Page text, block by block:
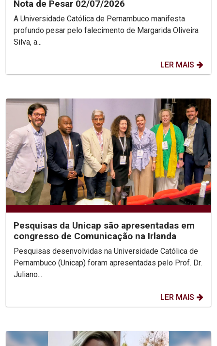
Nota de Pesar 02/07/2026
A Universidade Católica de Pernambuco manifesta
profundo pesar pelo falecimento de Margarida Oliveira
Silva, a...
LER MAIS
Pesquisas da Unicap são apresentadas em
congresso de Comunicação na Irlanda
Pesquisas desenvolvidas na Universidade Católica de
Pernambuco (Unicap) foram apresentadas pelo Prof. Dr.
Juliano...
LER MAIS